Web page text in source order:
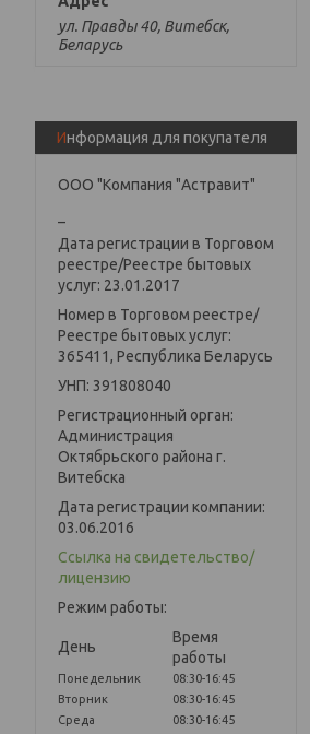
ул. Правды 40, Витебск,
Беларусь
Информация для покупателя
ООО "Компания "Астравит"
Дата регистрации в Торговом
реестре/Реестре бытовых
услуг: 23.01.2017
Номер в Торговом реестре/
Реестре бытовых услуг:
365411, Республика Беларусь
УНП: 391808040
Регистрационный орган:
Администрация
Октябрьского района г.
Витебска
Дата регистрации компании:
03.06.2016
Ссылка на свидетельство/
лицензию
Режим работы:
День
Время
работы
Понедельник
08:30-16:45
Вторник
08:30-16:45
Среда
08:30-16:45